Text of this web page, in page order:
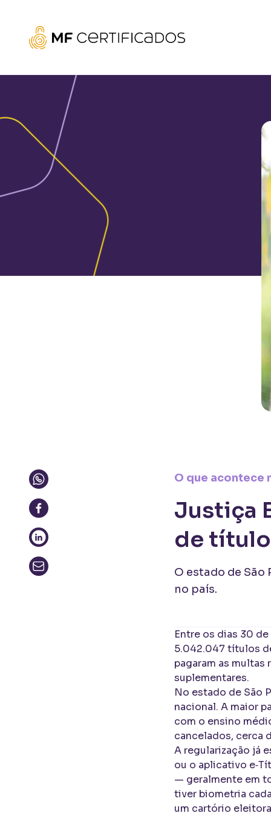
O que acontece
Justiça
de
O estado de São
no país.
Entre os dias 30
5.042.047 títulos
pagaram as
suplementares.
No estado de São
nacional. A maior
com o ensino
cancelados, cerca
A regularização já
ou o aplicativo
— geralmente em
tiver biometria
um cartório